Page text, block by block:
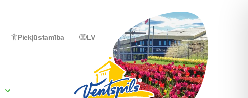
Piekļūstamība LV